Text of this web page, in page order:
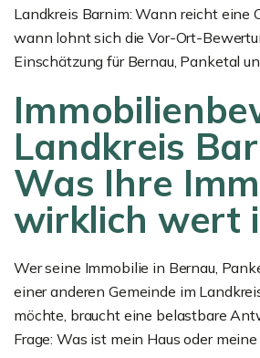
Landkreis Barnim: Wann reicht eine
wann lohnt sich die Vor-Ort-
Einschätzung für Bernau, Panketal
Landkreis
Was Ihre
wirklich wert
Wer seine Immobilie in Bernau,
einer anderen Gemeinde im
möchte, braucht eine belastbare
Frage: Was ist mein Haus oder